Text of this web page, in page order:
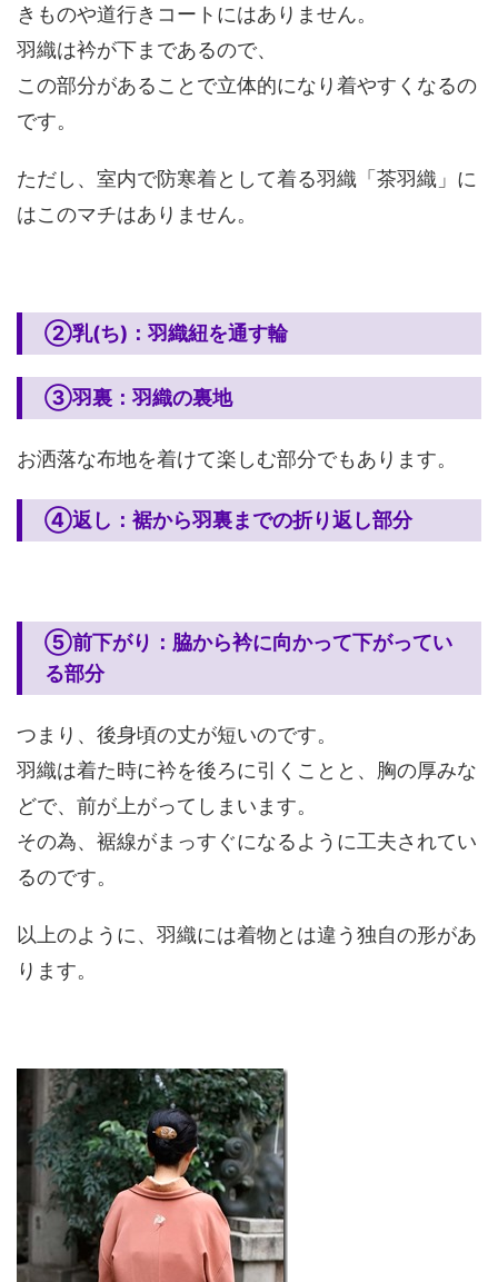
きものや道行きコートにはありません。
羽織は衿が下まであるので、
この部分があることで立体的になり着やすくなるの
です。
ただし、室内で防寒着として着る羽織「茶羽織」に
はこのマチはありません。
②乳(ち)：羽織紐を通す輪
③羽裏：羽織の裏地
お洒落な布地を着けて楽しむ部分でもあります。
④返し：裾から羽裏までの折り返し部分
⑤前下がり：脇から衿に向かって下がってい
る部分
つまり、後身頃の丈が短いのです。
羽織は着た時に衿を後ろに引くことと、胸の厚みな
どで、前が上がってしまいます。
その為、裾線がまっすぐになるように工夫されてい
るのです。
以上のように、羽織には着物とは違う独自の形があ
ります。